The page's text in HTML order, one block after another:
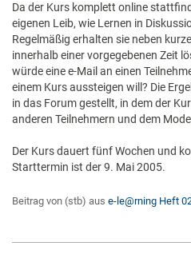
Da der Kurs komplett online
eigenen Leib, wie Lernen in
Regelmäßig erhalten sie neben
innerhalb einer vorgegebenen Zeit
würde eine e-Mail an einen
einem Kurs aussteigen will? Die
in das Forum gestellt, in dem der
anderen Teilnehmern und dem
Der Kurs dauert fünf Wochen und
Starttermin ist der 9. Mai 2005.
Beitrag von (stb) aus e-le@rning Heft